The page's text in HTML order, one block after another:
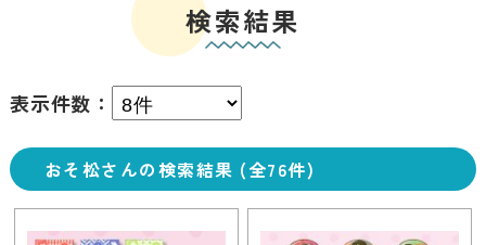
検索結果
表示件数：
おそ松さんの検索結果 (全76件)